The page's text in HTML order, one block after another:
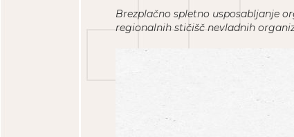
Brezplačno spletno usposabljanje
regionalnih stičišč nevladnih